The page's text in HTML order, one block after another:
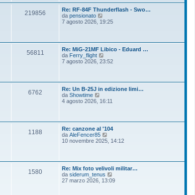
l
t
i
m
e
s
s
a
g
o
219856
Re: RF-84F Thunderflash - Swo…
da pensionato
e
l
t
i
m
e
s
a
o
7 agosto 2026, 19:25
56811
Re: MiG-21MF Libico - Eduard …
da Ferry_flight
e
l
t
m
e
s
s
a
o
7 agosto 2026, 23:52
6762
Re: Un B-25J in edizione limi…
da Showtime
e
l
t
i
m
e
s
s
a
4 agosto 2026, 16:11
1188
Re: canzone al '104
da AleFencer85
t
i
m
10 novembre 2025, 14:12
1580
Re: Mix foto velivoli militar…
da siderum_tenus
e
27 marzo 2026, 13:09